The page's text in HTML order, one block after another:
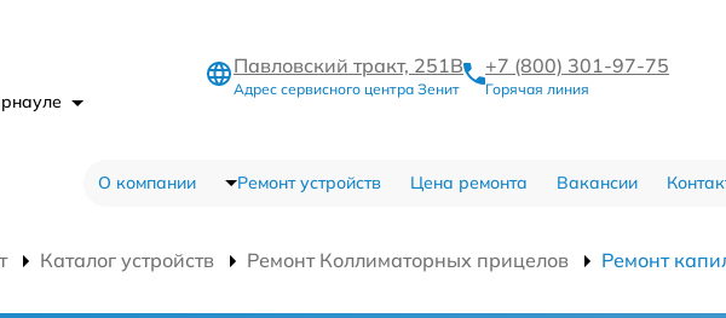
Павловский тракт, 251В
Адрес сервисного центра Зенит
+7 (800) 301-97-75
Горячая линия
О компании Ремонт устройств Цена ремонта Вакансии
Каталог устройств Ремонт Коллиматорных прицелов Ремонт